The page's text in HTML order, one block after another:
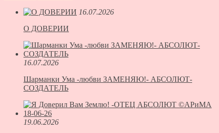
16.07.2026
О ДОВЕРИИ
16.07.2026
Шарманки Ума -любви ЗАМЕНЯЮ!- АБСОЛЮТ-
СОЗДАТЕЛЬ
19.06.2026